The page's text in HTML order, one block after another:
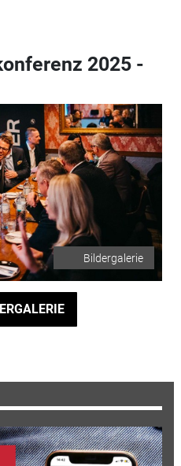
2025 -
Bildergalerie